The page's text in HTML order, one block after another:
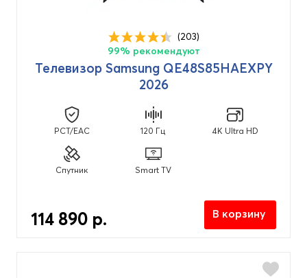
(203)
99% рекомендуют
Телевизор Samsung QE48S85HAEXPY
2026
PCT/EAC 120 Гц 4K Ultra HD
Спутник Smart TV
114 890 р. В корзину